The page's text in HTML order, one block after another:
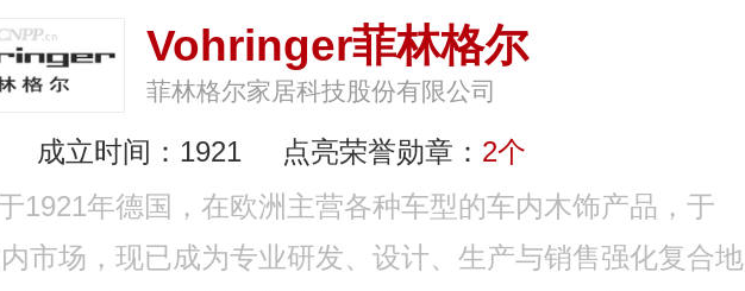
Vohringer菲林格尔
菲林格尔家居科技股份有限公司
成立时间：1921 点亮荣誉勋章： 2个
1921年德国，在欧洲主营各种车型的车内木饰产品，于
市场，现已成为专业研发、设计、生产与销售强化复合地